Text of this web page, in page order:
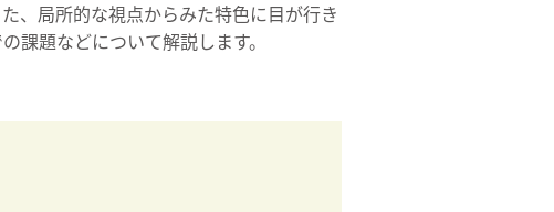
、局所的な視点からみた特色に目が行き
課題などについて解説します。